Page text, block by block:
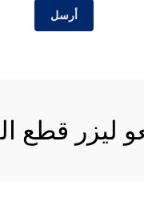
أرسل
ليزر قطع